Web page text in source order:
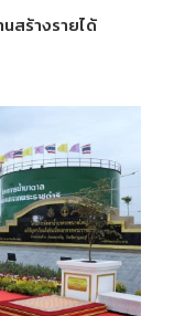
สร้างรายได้